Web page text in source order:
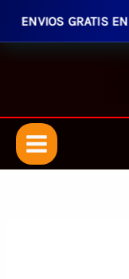
ENVIOS GRATIS